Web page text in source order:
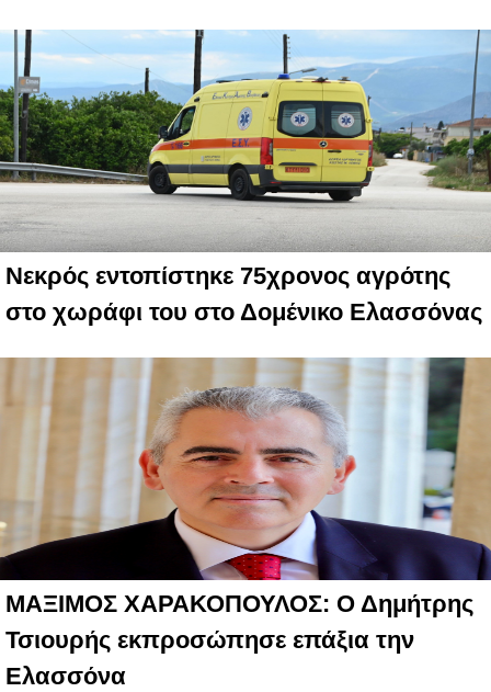
Νεκρός εντοπίστηκε 75χρονος αγρότης
στο χωράφι του στο Δομένικο Ελασσόνας
ΜΑΞΙΜΟΣ ΧΑΡΑΚΟΠΟΥΛΟΣ: Ο Δημήτρης
Τσιουρής εκπροσώπησε επάξια την
Ελασσόνα